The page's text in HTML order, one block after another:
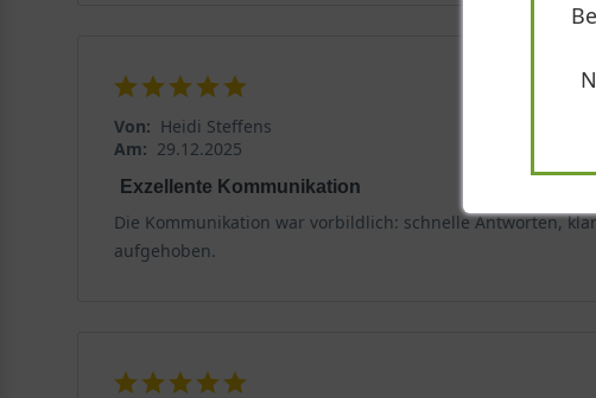
Von: Heidi Steffens
Am: 29.12.2025
Exzellente Kommunikation
Die Kommunikation war vorbildlich: schnelle Antworten,
aufgehoben.